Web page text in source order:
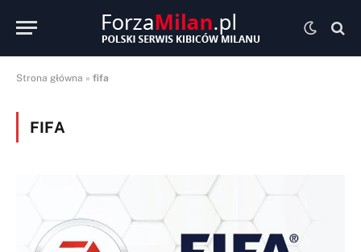
Strona główna » fifa
FIFA